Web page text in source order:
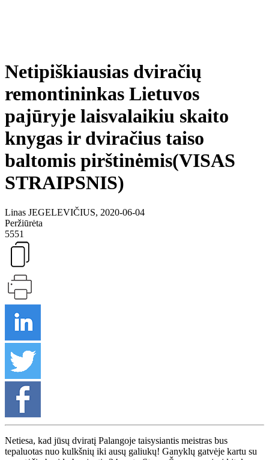
Netipiškiausias dviračių
remontininkas Lietuvos
pajūryje laisvalaikiu skaito
knygas ir dviračius taiso
baltomis pirštinėmis(VISAS
STRAIPSNIS)
Linas JEGELEVIČIUS, 2020-06-04
Peržiūrėta
5551
Netiesa, kad jūsų dviratį Palangoje taisysiantis meistras bus
tepaluotas nuo kulkšnių iki ausų galiukų! Ganyklų gatvėje kartu su